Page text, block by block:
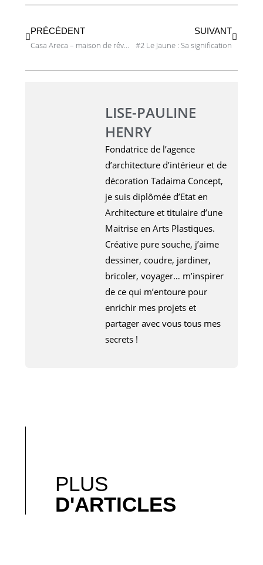
PRÉCÉDENT
Casa Areca – maison de rêve entre jungle et plage tropicale
SUIVANT
#2 Le Jaune : Sa signification
LISE-PAULINE
HENRY
Fondatrice de l’agence
d’architecture d’intérieur et de
décoration Tadaima Concept,
je suis diplômée d’Etat en
Architecture et titulaire d’une
Maitrise en Arts Plastiques.
Créative pure souche, j’aime
dessiner, coudre, jardiner,
bricoler, voyager… m’inspirer
de ce qui m’entoure pour
enrichir mes projets et
partager avec vous tous mes
secrets !
PLUS
D'ARTICLES